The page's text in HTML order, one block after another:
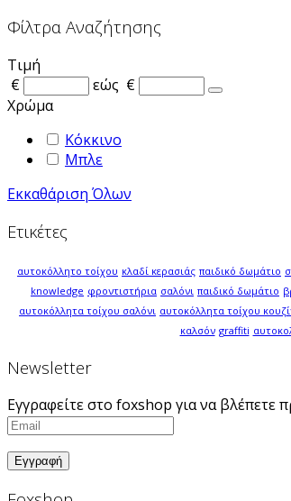
Φίλτρα Αναζήτησης
Τιμή
€
εώς €
Χρώμα
Κόκκινο
Μπλε
Εκκαθάριση Όλων
Ετικέτες
αυτοκόλλητο τοίχου κλαδί κερασιάς παιδικό δωμάτιο
knowledge φροντιστήρια σαλόνι παιδικό δωμάτιο
αυτοκόλλητα τοίχου σαλόνι αυτοκόλλητα τοίχου
καλσόν graffiti
Newsletter
Εγγραφείτε στο foxshop για να βλέπετε